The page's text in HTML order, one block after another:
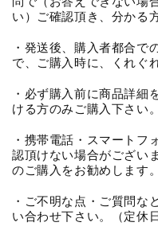
い）ご確認頂き、分かる
・発送後、購入者都合で
で、ご購入時に、くれぐ
・必ず購入前に商品詳細
ける方のみご購入下さい。
・携帯電話・スマートフ
認頂けない場合がござい
のご購入をお勧めします。
・ご不明な点・ご質問な
い合わせ下さい。（定休